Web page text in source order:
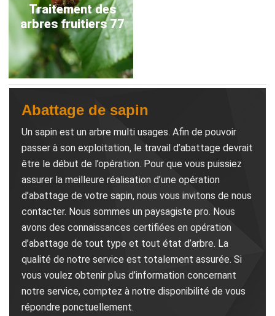
Traitement des
arbres fruitiers 77
Abattage de sapin
Un sapin est un arbre multi usages. Afin de pouvoir
passer à son exploitation, le travail d’abattage devrait
être le début de l’opération. Pour que vous puissiez
assurer la meilleure réalisation d’une opération
d’abattage de votre sapin, nous vous invitons de nous
contacter. Nous sommes un paysagiste pro. Nous
avons des connaissances certifiées en opération
d’abattage de tout type et tout état d’arbre. La
qualité de notre service est totalement assurée. Si
vous voulez obtenir plus d’information concernant
notre service, comptez à notre disponibilité de vous
répondre ponctuellement.